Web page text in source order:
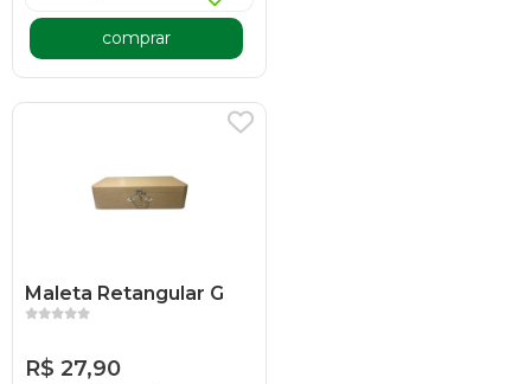
comprar
Maleta Retangular G
R$ 27,90